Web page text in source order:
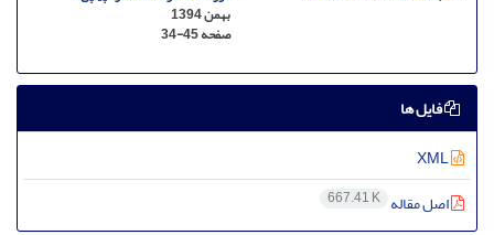
بهمن 1394
صفحه34-45
فایل ها
اصل مقاله 667.41 K